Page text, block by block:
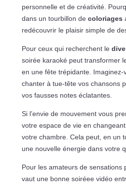
personnelle et de créativité.
dans un tourbillon de coloriages
redécouvrir le plaisir simple de
Pour ceux qui recherchent le
soirée karaoké peut transformer
en une fête trépidante. Imaginez-
chanter à tue-tête vos chansons
vos fausses notes éclatantes.
Si l’envie de mouvement vous
votre espace de vie en
votre chambre. Cela peut, en un
une nouvelle énergie dans votre
Pour les amateurs de sensations
vaut une bonne soiréee vidéo